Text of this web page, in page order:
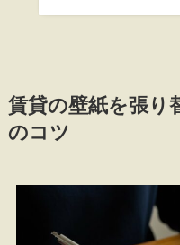
賃貸の壁紙を張り
のコツ